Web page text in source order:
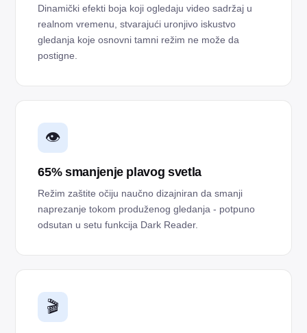
Dinamički efekti boja koji ogledaju video sadržaj u
realnom vremenu, stvarajući uronjivo iskustvo
gledanja koje osnovni tamni režim ne može da
postigne.
👁️
65% smanjenje plavog svetla
Režim zaštite očiju naučno dizajniran da smanji
naprezanje tokom produženog gledanja - potpuno
odsutan u setu funkcija Dark Reader.
🎬